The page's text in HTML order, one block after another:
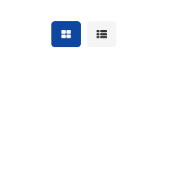
Mostrar resultados
Mostrar